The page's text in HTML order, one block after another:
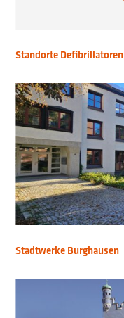
Standorte Defibrillatoren
Stadtwerke Burghausen